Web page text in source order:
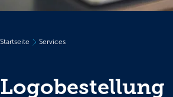
Startseite Services
Logobestellung